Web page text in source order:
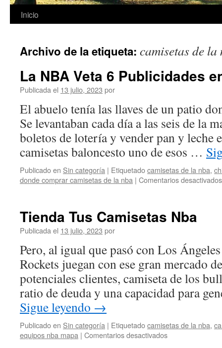
Saltar
contenido
Inicio
Archivo de la etiqueta: camisetas de la
La NBA Veta 6 Publicidades
Publicada el 13 julio, 2023 por
El abuelo tenía las llaves de un patio
Se levantaban cada día a las seis de la
boletos de lotería y vender pan y leche
camisetas baloncesto uno de esos …
Publicado en Sin categoría | Etiquetadocamisetas de la nba,
donde comprar camisetas de la nba | Comentarios desactivados
Tienda Tus Camisetas Nba
Publicada el 13 julio, 2023 por
Pero, al igual que pasó con Los
Rockets juegan con ese gran mercado
potenciales clientes, camiseta de los
ratio de deuda y una capacidad para
Sigue leyendo →
Publicado en Sin categoría | Etiquetadocamisetas de la nba,
equipos nba mapa | Comentarios desactivadosen